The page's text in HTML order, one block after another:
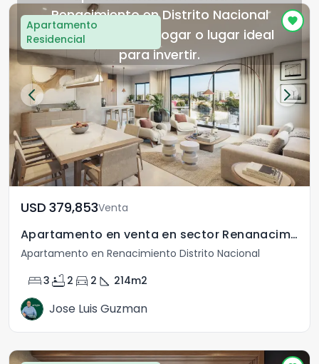
Renacimiento en Distrito Nacional
para tu próximo hogar o lugar ideal
para invertir.
Apartamento
Residencial
USD	379,853Venta
Apartamento en venta en sector Renanacimiento
Apartamento en Renacimiento Distrito Nacional
bed3 bathtub 2 directions_car 2 square_foot 214m2
Jose Luis Guzman